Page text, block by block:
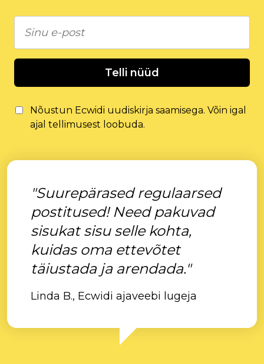
Telli nüüd
Nõustun Ecwidi uudiskirja saamisega. Võin igal
ajal tellimusest loobuda.
"Suurepärased regulaarsed
postitused! Need pakuvad
sisukat sisu selle kohta,
kuidas oma ettevõtet
täiustada ja arendada."
Linda B., Ecwidi ajaveebi lugeja